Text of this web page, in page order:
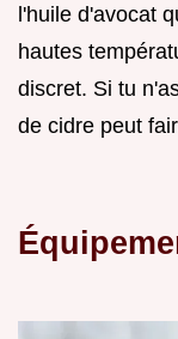
l'huile d'avocat
hautes
discret. Si tu
de cidre peut